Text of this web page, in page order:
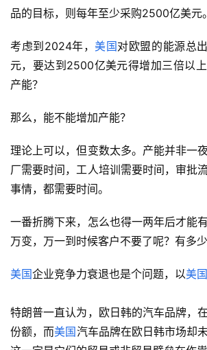
文章认为，如果欧盟要达成三年向美国
品的目标，则每年至少采购2500亿美元。
考虑到2024年，
元，要达到2500亿美元得增加三倍以上
那么，能不能增加产能？
理论上可以，但变数太多。产能并非一
厂需要时间，工人培训需要时间，审批
事情，都需要时间。
一番折腾下来，怎么也得一两年后才能
美国 企业竞争力衰退也是个问题，以 美国